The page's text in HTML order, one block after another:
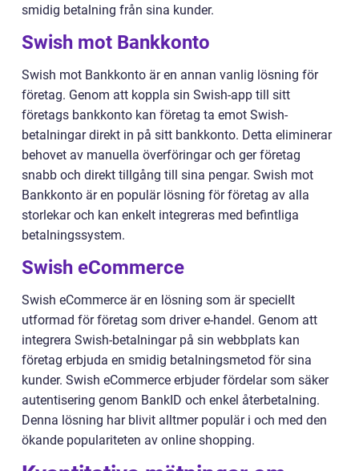
smidig betalning från sina kunder.
Swish mot Bankkonto
Swish mot Bankkonto är en annan vanlig lösning för
företag. Genom att koppla sin Swish-app till sitt
företags bankkonto kan företag ta emot Swish-
betalningar direkt in på sitt bankkonto. Detta eliminerar
behovet av manuella överföringar och ger företag
snabb och direkt tillgång till sina pengar. Swish mot
Bankkonto är en populär lösning för företag av alla
storlekar och kan enkelt integreras med befintliga
betalningssystem.
Swish eCommerce
Swish eCommerce är en lösning som är speciellt
utformad för företag som driver e-handel. Genom att
integrera Swish-betalningar på sin webbplats kan
företag erbjuda en smidig betalningsmetod för sina
kunder. Swish eCommerce erbjuder fördelar som säker
autentisering genom BankID och enkel återbetalning.
Denna lösning har blivit alltmer populär i och med den
ökande populariteten av online shopping.